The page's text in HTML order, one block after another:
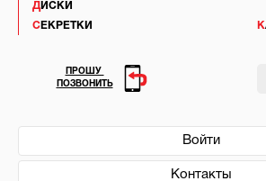
ДИСКИ
СЕКРЕТКИ
Войти
Контакты
ПРОШУ
ПОЗВОНИТЬ